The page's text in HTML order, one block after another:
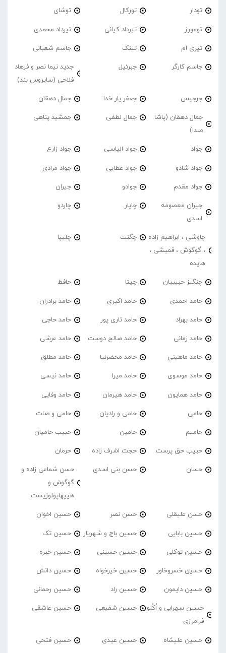
تودار تورکال توشای
تومورز تیرداد کیانی تیرداد محمدی
تیری ام تینک جاسم شعبانی
جاسم کارگر جبرئیل
جدید نیما نصر و فرهاد
فلاحی (سایروس بند)
جرجیس جعفر یار خدا جمال دهقان
جمال دهقان (پاشا
صدا)
جمال لطفی جمشید پناهی
جواد جواد الیاسی جواد زارع
جواد شادو جواد عطایی جواد مرادی
جواد مقدم جوادو جیران
جیران معصومه
اسدی
چاپار چاردو
چاوشی ، ابراهیم زاده
، گوگوش ، قمیشی ،
هایده
چگنت چلیپا
چنگیز حبیبیان چیتا حافظ
حامد احمدی حامد اکبری حامد برادران
حامد بهراد حامد تاری پور حامد حاجی
حامد زمانی حامد صالح دوست حامد عرشی
حامد ماهینی حامد محضرنیا حامد مطلق
حامد موسوی حامد میرا حامد نیسی
حامد همایون حامد هیرمان حامد وفایی
حامی حامی و رادیان حامی و صات
حامیم حامین حبیب حامیان
حبیب حق پرست حجت اشرف زاده حرمان
حسان حسن بنی اسدی
حسن شماعی زاده و
گوگوش و
هیپهاپولوژیست
حسن علیقلی حسن نصر حسین اخوان
حسین بابایی حسین باج و شهریار حسین تک
حسین توکلی حسین حسینی حسین خبره
حسین خسروخاور حسین خیرخواه حسین دانش
حسین دایمون حسین راد حسین رحمانی
حسین سهرابی و اُکُلو
فرامرزی
حسین شفیعی حسین عاشقی
حسین علیشاه حسین عیدی حسین فتحی